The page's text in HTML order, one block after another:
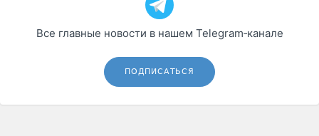
Все главные новости в нашем Telegram‑канале
ПОДПИСАТЬСЯ